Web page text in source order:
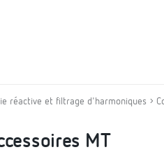
réactive et filtrage d'harmoniques
MT